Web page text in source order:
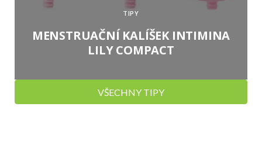
TIPY
MENSTRUAČNÍ KALÍŠEK INTIMINA
LILY COMPACT
VŠECHNY TIPY